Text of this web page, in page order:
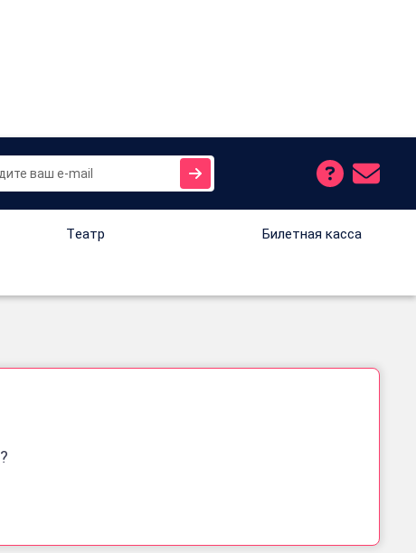
Tеатр Билетная касса
?